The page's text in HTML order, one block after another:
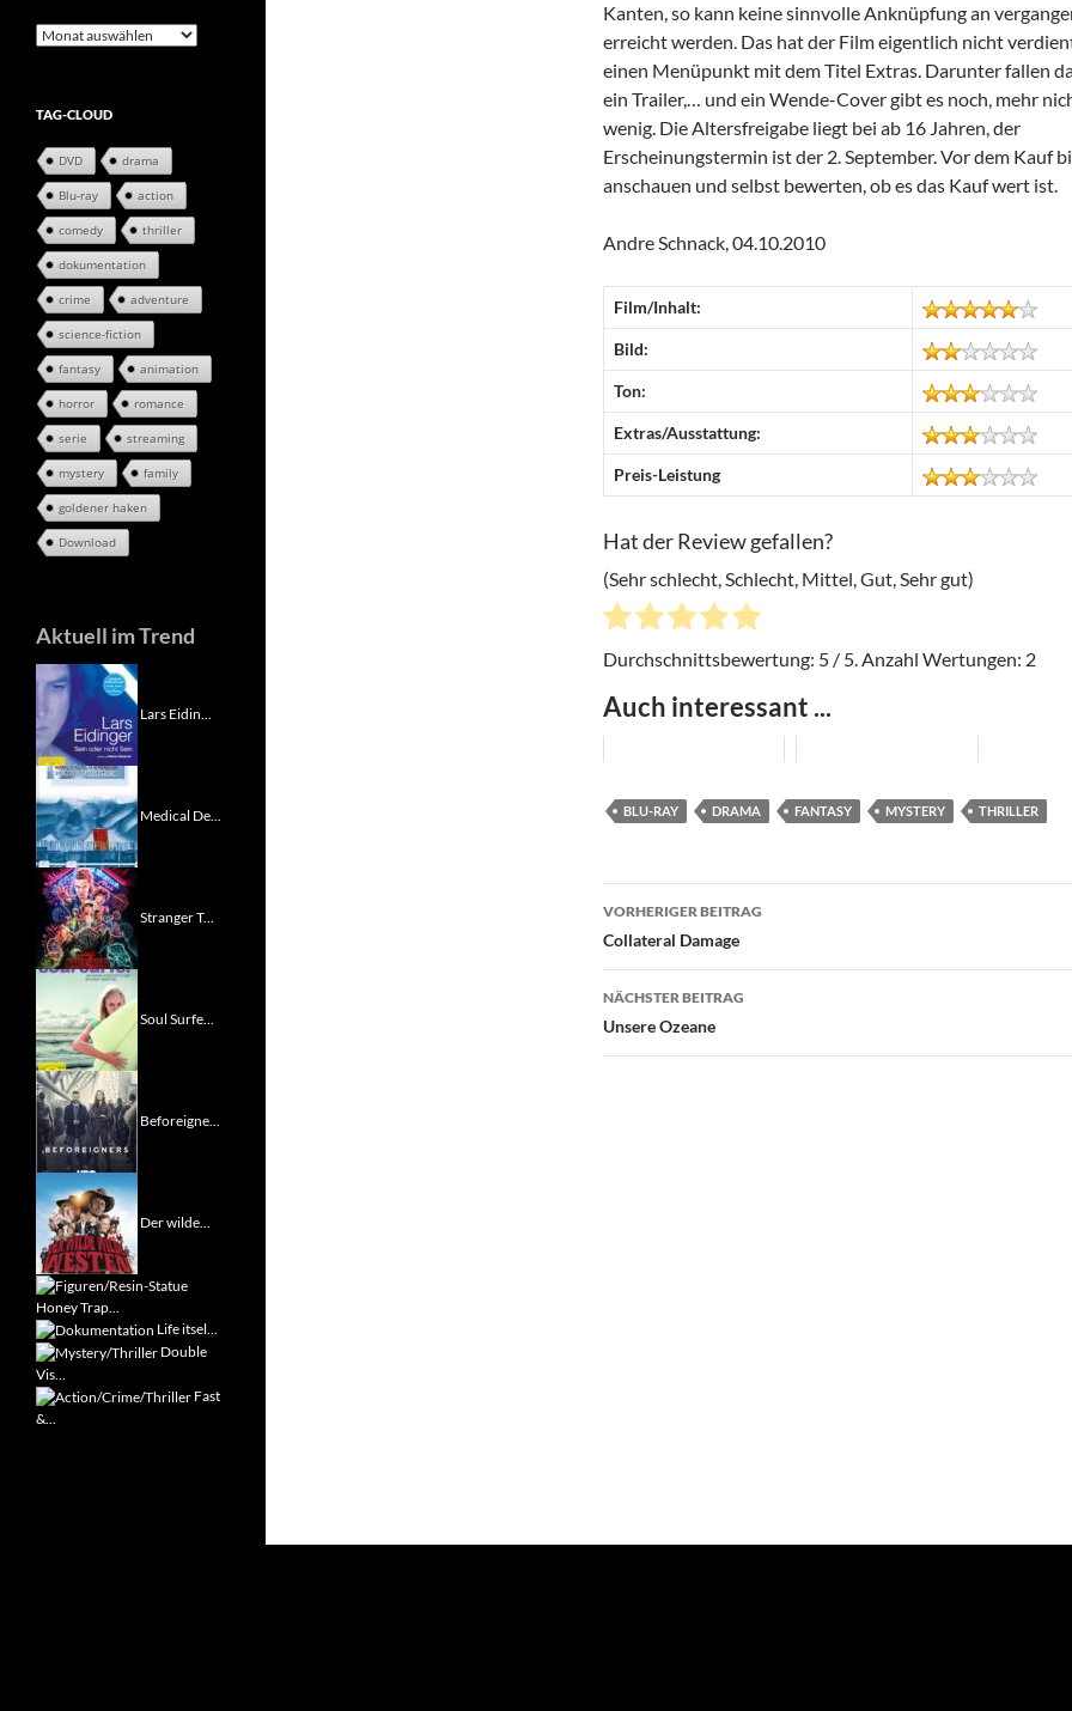
Kanten, so kann keine sinnvolle Anknüpfung an
erreicht werden. Das hat der Film eigentlich nicht
einen Menüpunkt mit dem Titel Extras. Darunter fallen
ein Trailer,… und ein Wende-Cover gibt es noch, mehr
wenig. Die Altersfreigabe liegt bei ab 16 Jahren, der
Erscheinungstermin ist der 2. September. Vor dem Kauf
anschauen und selbst bewerten, ob es das Kauf wert ist.
Andre Schnack, 04.10.2010
Film/Inhalt:
Bild:
Ton:
Extras/Ausstattung:
Preis-Leistung
Hat der Review gefallen?
(Sehr schlecht, Schlecht, Mittel, Gut, Sehr gut)
Durchschnittsbewertung: 5 / 5. Anzahl Wertungen: 2
Auch interessant ...
BLU-RAY DRAMA FANTASY MYSTERY THRILLER
Beitragsnavigation
VORHERIGER BEITRAG
Collateral Damage
NÄCHSTER BEITRAG
Unsere Ozeane
Review-
TAG-CLOUD
DVD drama
Blu-ray action
comedy thriller
dokumentation
crime adventure
science-fiction
fantasy animation
horror romance
serie streaming
mystery family
goldener haken
Download
Aktuell im Trend
Lars Eidin...
Medical De...
Stranger T...
Soul Surfe...
Beforeigne...
Der wilde...
Honey Trap...
Life itsel...
Double
Vis...
Fast
&...